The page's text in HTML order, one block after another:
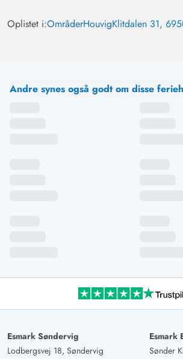
Oplistet i:OmråderHouvigKlitdalen 31,
Andre synes også godt om disse
Esmark Søndervig
Lodbergsvej 18, Søndervig
Esmark
Sønder